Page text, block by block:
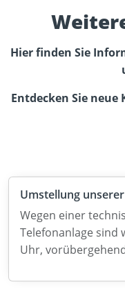
Hier finden Sie
Entdecken Sie
Umstellung
Wegen einer
Telefonanlage sind
Uhr,